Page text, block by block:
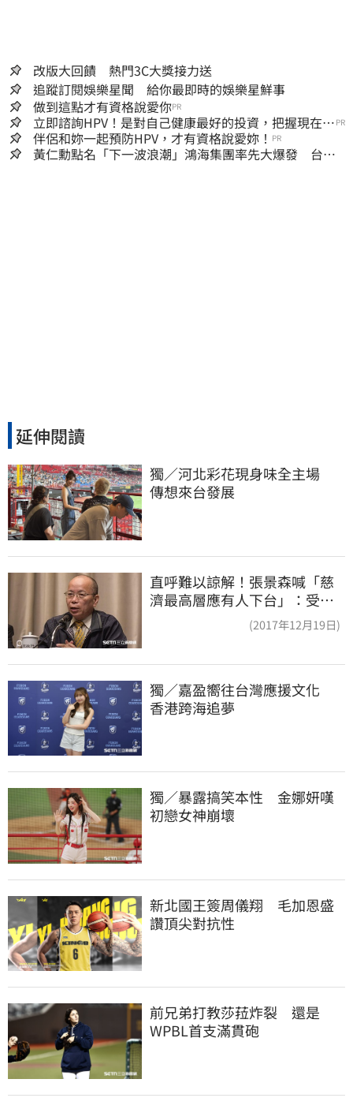
改版大回饋 熱門3C大獎接力送
追蹤訂閱娛樂星聞 給你最即時的娛樂星鮮事
做到這點才有資格說愛你PR
立即諮詢HPV！是對自己健康最好的投資，把握現在不
嫌晚！
PR
伴侶和妳一起預防HPV，才有資格說愛妳！ PR
黃仁勳點名「下一波浪潮」鴻海集團率先大爆發 台股
延伸閱讀
獨／河北彩花現身味全主場
傳想來台發展
直呼難以諒解！張景森喊「慈
濟最高層應有人下台」：受害
(2017年12月19日)
獨／嘉盈嚮往台灣應援文化
香港跨海追夢
獨／暴露搞笑本性　金娜妍嘆
初戀女神崩壞
新北國王簽周儀翔　毛加恩盛
讚頂尖對抗性
前兄弟打教莎菈炸裂　還是
WPBL首支滿貫砲